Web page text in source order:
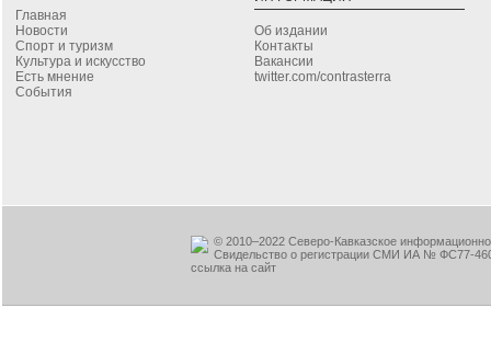
Главная
Новости
Спорт и туризм
Культура и искусство
Есть мнение
События
Об издании
Контакты
Вакансии
twitter.com/contrasterra
© 2010–2022 Северо-Кавказское
Свидельство о регистрации СМИ ИА № ФС77-
ссылка на сайт